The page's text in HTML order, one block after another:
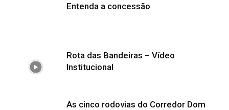
Entenda a concessão
Rota das Bandeiras – Vídeo
Institucional
As cinco rodovias do Corredor Dom